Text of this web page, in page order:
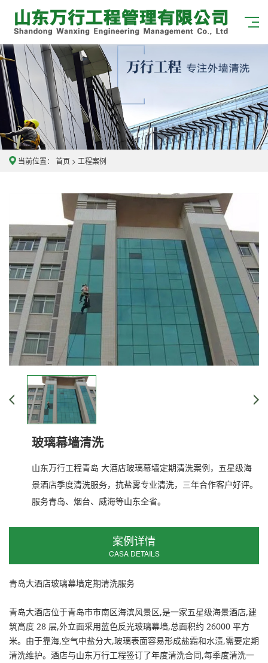
当前位置： 首页 > 工程案例
玻璃幕墙清洗
山东万行工程青岛 大酒店玻璃幕墙定期清洗案例，五星级海
景酒店季度清洗服务，抗盐雾专业清洗，三年合作客户好评。
服务青岛、烟台、威海等山东全省。
案例详情
CASA DETAILS
青岛大酒店玻璃幕墙定期清洗服务
青岛大酒店位于青岛市市南区海滨风景区,是一家五星级海景酒店,建
筑高度 28 层,外立面采用蓝色反光玻璃幕墙,总面积约 26000 平方
米。由于靠海,空气中盐分大,玻璃表面容易形成盐霜和水渍,需要定期
清洗维护。酒店与山东万行工程签订了年度清洗合同,每季度清洗一